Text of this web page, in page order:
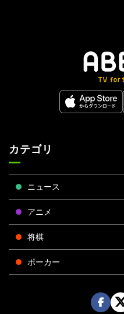
カテゴリ
ニュース
アニメ
将棋
ポーカー